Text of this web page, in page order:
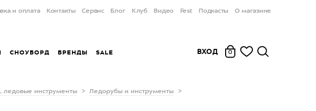
и оплата Контакты Сервис Блог Клуб Видео Fest Подкасты О магазине
СНОУБОРД БРЕНДЫ SALE ВХОД 0
ледовые инструменты
Ледорубы и инструменты